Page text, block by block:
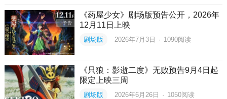
《药屋少女》剧场版预告公开，2026年
12月11日上映
剧场版 2026年7月3日 · 1090阅读
《只狼：影逝二度》无败预告9月4日起
限定上映三周
剧场版 2026年6月26日 · 1050阅读